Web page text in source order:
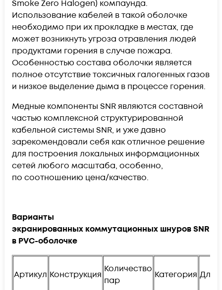
Smoke Zero Halogen) компаунда.
Использование кабелей в такой оболочке
необходимо при их прокладке в местах, где
может возникнуть угроза отравления людей
продуктами горения в случае пожара.
Особенностью состава оболочки является
полное отсутствие токсичных галогенных газов
и низкое выделение дыма в процессе горения.
Медные компоненты SNR являются составной
частью комплексной структурированной
кабельной системы SNR, и уже давно
зарекомендовали себя как отличное решение
для построения локальных информационных
сетей любого масштаба, особенно,
по соотношению цена/качество.
Варианты
экранированных коммутационных шнуров SNR
в PVC-оболочке
Артикул Конструкция
Количество
пар
Категория